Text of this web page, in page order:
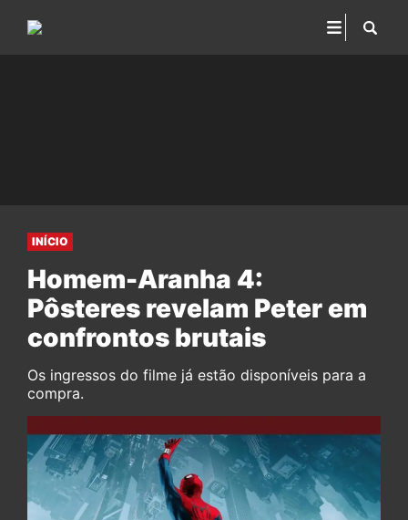
INÍCIO
Homem-Aranha 4:
Pôsteres revelam Peter em
confrontos brutais
Os ingressos do filme já estão disponíveis para a
compra.